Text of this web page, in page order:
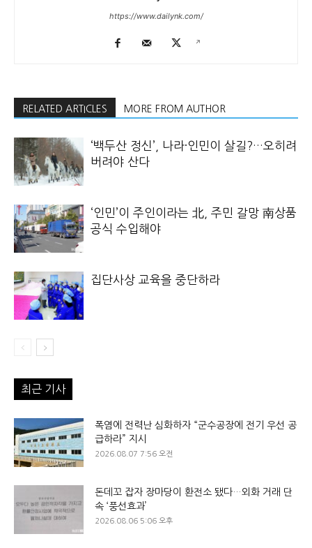
https://www.dailynk.com/
RELATED ARTICLES MORE FROM AUTHOR
‘백두산 정신’, 나라·인민이 살길?…오히려
버려야 산다
‘인민’이 주인이라는 北, 주민 갈망 南상품
공식 수입해야
집단사상 교육을 중단하라
최근 기사
폭염에 전력난 심화하자 “군수공장에 전기 우선 공
급하라” 지시
2026.08.07 7:56 오전
돈데꼬 잡자 장마당이 환전소 됐다…외화 거래 단
속 ‘풍선효과’
2026.08.06 5:06 오후